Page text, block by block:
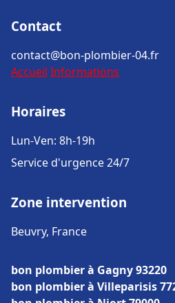
Contact
contact@bon-plombier-04.fr
Accueil Informations
Horaires
Lun-Ven: 8h-19h
Service d'urgence 24/7
Zone intervention
Beuvry, France
bon plombier à Gagny 93220
bon plombier à Villeparisis